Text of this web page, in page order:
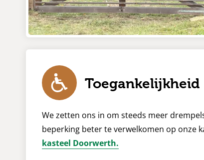
Toegankelijkheid
We zetten ons in om steeds meer
beperking beter te verwelkomen op onze
kasteel Doorwerth.